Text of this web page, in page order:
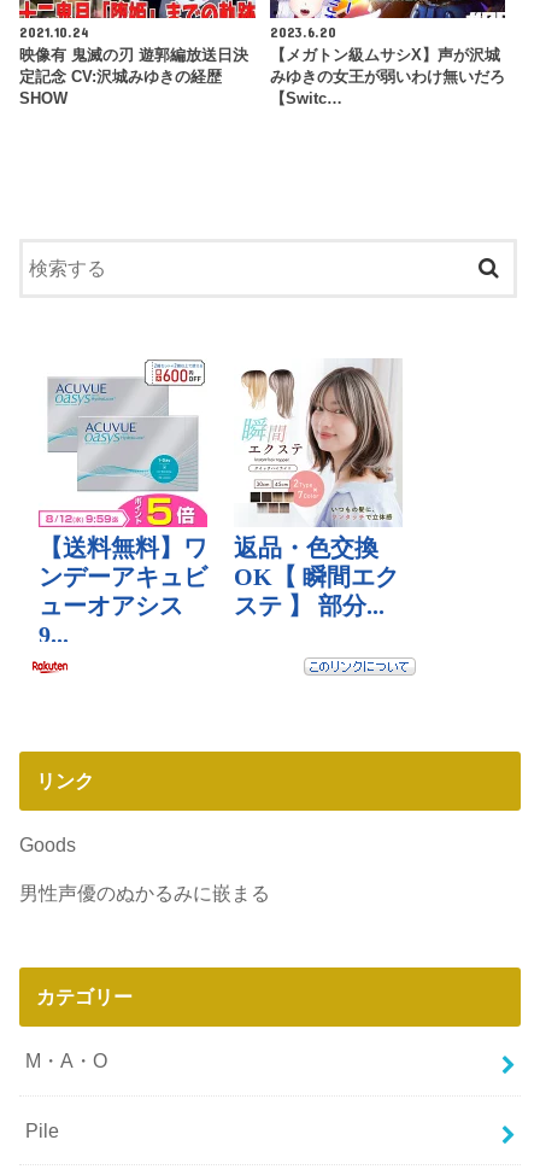
2021.10.24
映像有 鬼滅の刃 遊郭編放送日決
定記念 CV:沢城みゆきの経歴
SHOW
2023.6.20
【メガトン級ムサシX】声が沢城
みゆきの女王が弱いわけ無いだろ
【Switc…
リンク
Goods
男性声優のぬかるみに嵌まる
カテゴリー
M・A・O
Pile